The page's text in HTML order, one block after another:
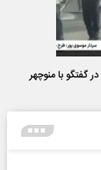
گفتگو با منوچهر